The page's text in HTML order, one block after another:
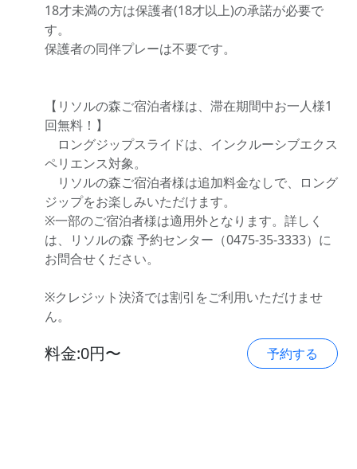
18才未満の方は保護者(18才以上)の承諾が必要で
す。
保護者の同伴プレーは不要です。
【リソルの森ご宿泊者様は、滞在期間中お一人様1
回無料！】
ロングジップスライドは、インクルーシブエクス
ペリエンス対象。
リソルの森ご宿泊者様は追加料金なしで、ロング
ジップをお楽しみいただけます。
※一部のご宿泊者様は適用外となります。詳しく
は、リソルの森 予約センター（0475-35-3333）に
お問合せください。
※クレジット決済では割引をご利用いただけませ
ん。
料金:0円〜 予約する